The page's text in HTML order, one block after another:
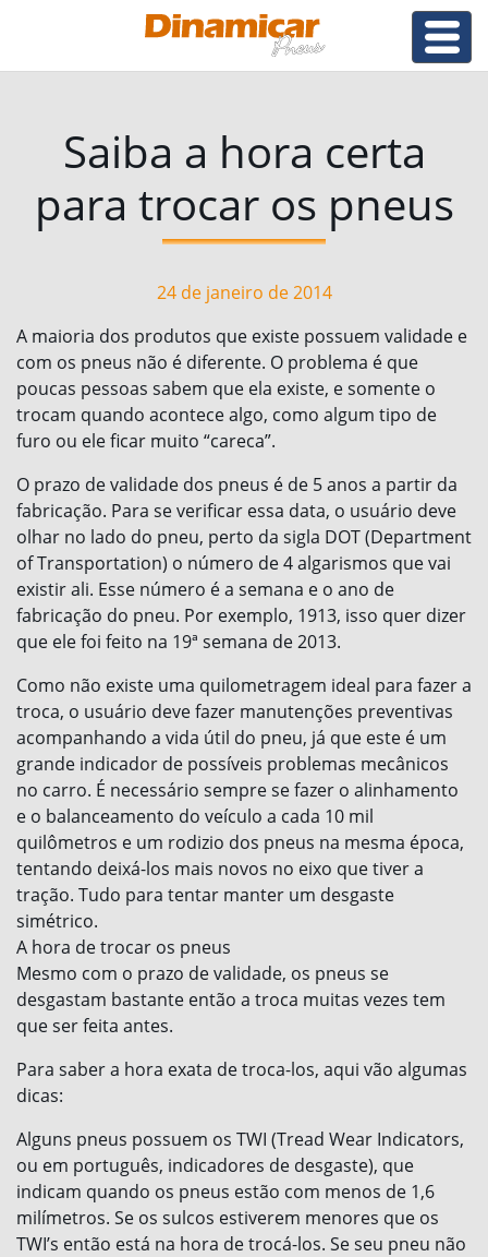
Saiba a hora certa
para trocar os pneus
24 de janeiro de 2014
A maioria dos produtos que existe possuem validade e
com os pneus não é diferente. O problema é que
poucas pessoas sabem que ela existe, e somente o
trocam quando acontece algo, como algum tipo de
furo ou ele ficar muito “careca”.
O prazo de validade dos pneus é de 5 anos a partir da
fabricação. Para se verificar essa data, o usuário deve
olhar no lado do pneu, perto da sigla DOT (Department
of Transportation) o número de 4 algarismos que vai
existir ali. Esse número é a semana e o ano de
fabricação do pneu. Por exemplo, 1913, isso quer dizer
que ele foi feito na 19ª semana de 2013.
Como não existe uma quilometragem ideal para fazer a
troca, o usuário deve fazer manutenções preventivas
acompanhando a vida útil do pneu, já que este é um
grande indicador de possíveis problemas mecânicos
no carro. É necessário sempre se fazer o alinhamento
e o balanceamento do veículo a cada 10 mil
quilômetros e um rodizio dos pneus na mesma época,
tentando deixá-los mais novos no eixo que tiver a
tração. Tudo para tentar manter um desgaste
simétrico.
A hora de trocar os pneus
Mesmo com o prazo de validade, os pneus se
desgastam bastante então a troca muitas vezes tem
que ser feita antes.
Para saber a hora exata de troca-los, aqui vão algumas
dicas:
Alguns pneus possuem os TWI (Tread Wear Indicators,
ou em português, indicadores de desgaste), que
indicam quando os pneus estão com menos de 1,6
milímetros. Se os sulcos estiverem menores que os
TWI’s então está na hora de trocá-los. Se seu pneu não